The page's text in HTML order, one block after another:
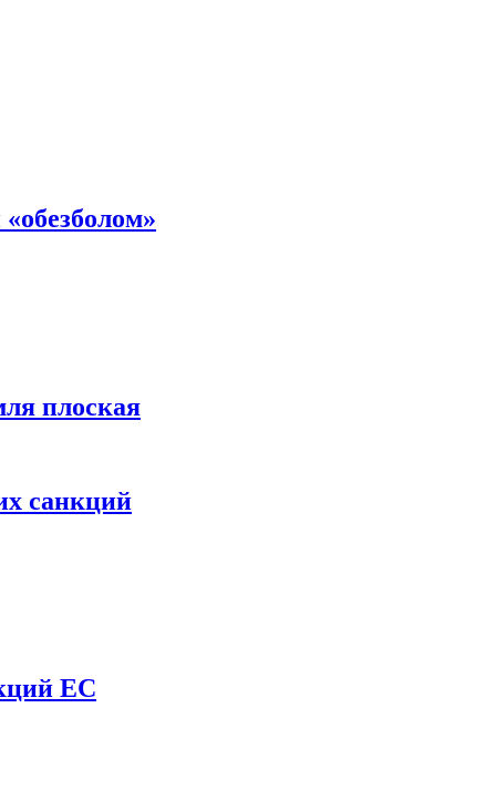
плоская
санкций
ЕС